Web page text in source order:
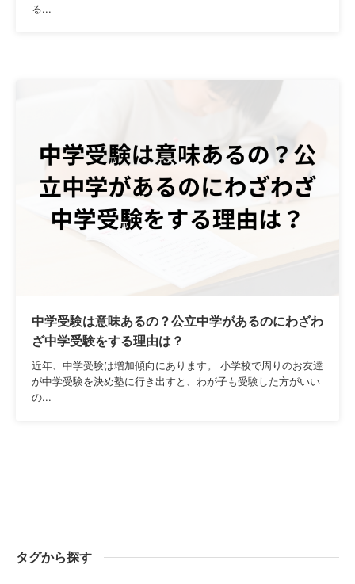
る...
中学受験は意味あるの？公立中学があるのにわざわ
ざ中学受験をする理由は？
近年、中学受験は増加傾向にあります。 小学校で周りのお友達
が中学受験を決め塾に行き出すと、わが子も受験した方がいい
の...
タグから探す